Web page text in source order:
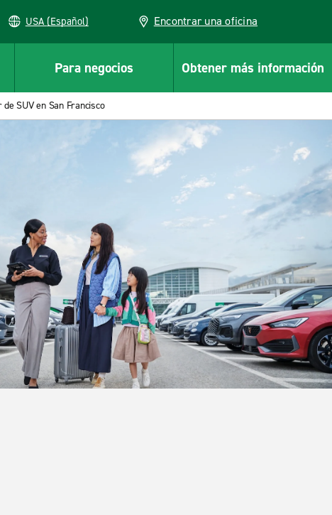
USA (Español) Encontrar una oficina
Para negocios Obtener más información
SUV en San Francisco